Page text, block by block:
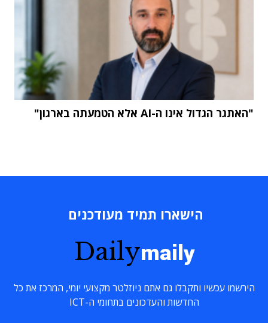
"האתגר הגדול אינו ה-AI אלא הטמעתה בארגון"
הישארו תמיד מעודכנים
Dailymaily
הירשמו עכשיו ותקבלו גם אתם ניוזלטר מקצועי יומי, המרכז את כל
החדשות והעדכונים בתחומי ה-ICT